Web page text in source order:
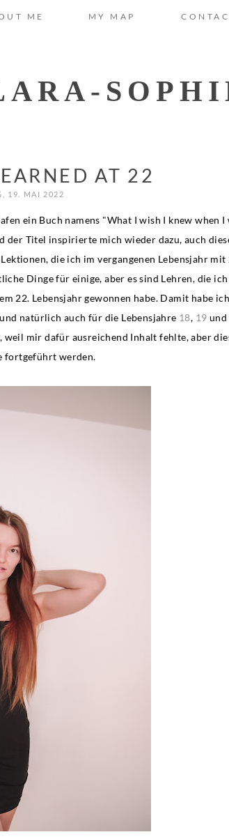
ME MY MAP
AT 22
19. MAI 2022
ein Buch namens "What I wish I knew when I
der Titel inspirierte mich wieder dazu, auch
die ich im vergangenen Lebensjahr mit
Dinge für einige, aber es sind Lehren, die ich
22. Lebensjahr gewonnen habe. Damit habe ich
natürlich auch für die Lebensjahre 18, 19 und
mir dafür ausreichend Inhalt fehlte, aber
fortgeführt werden.